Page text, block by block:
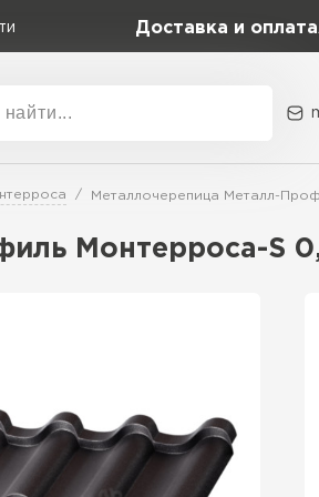
Доставка и оплата
Коллекция
Classic Grand Line
Kamea Grand Line
Монтеррей Grand Line
Металлочерепица Металл-
Монтерроса-S